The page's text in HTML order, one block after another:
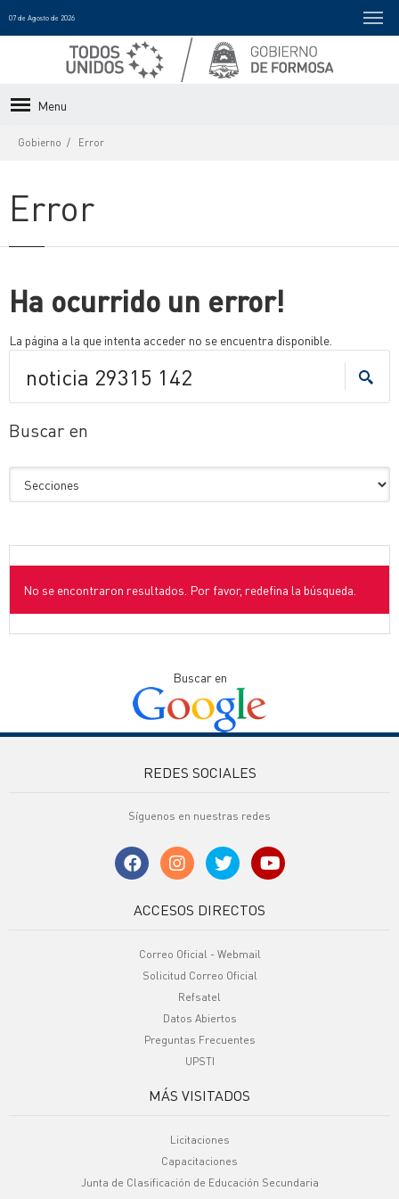
07 de Agosto de 2026
Menu
Gobierno Error
Error
Ha ocurrido un error!
La página a la que intenta acceder no se encuentra disponible.
Buscar en
No se encontraron resultados. Por favor, redefina la búsqueda.
Buscar en
REDES SOCIALES
Síguenos en nuestras redes
ACCESOS DIRECTOS
Correo Oficial - Webmail
Solicitud Correo Oficial
Refsatel
Datos Abiertos
Preguntas Frecuentes
UPSTI
MÁS VISITADOS
Licitaciones
Capacitaciones
Junta de Clasificación de Educación Secundaria